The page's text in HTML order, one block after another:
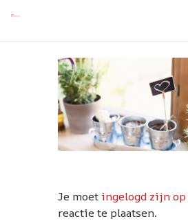
Je moetingelogd zijn op
reactie te plaatsen.